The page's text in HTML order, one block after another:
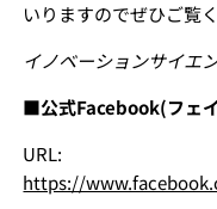
いりますのでぜひご覧
イノベーションサイエ
■公式Facebook(フェ
URL:
https://